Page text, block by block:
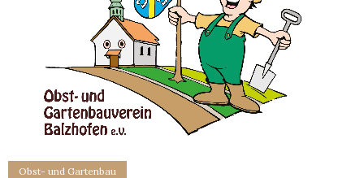
Obst- und Gartenbau